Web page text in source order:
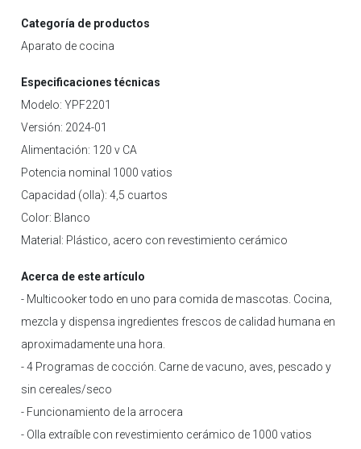
Categoría de productos
Aparato de cocina
Especificaciones técnicas
Modelo: YPF2201
Versión: 2024-01
Alimentación: 120 v CA
Potencia nominal 1000 vatios
Capacidad (olla): 4,5 cuartos
Color: Blanco
Material: Plástico, acero con revestimiento cerámico
Acerca de este artículo
- Multicooker todo en uno para comida de mascotas. Cocina,
mezcla y dispensa ingredientes frescos de calidad humana en
aproximadamente una hora.
- 4 Programas de cocción. Carne de vacuno, aves, pescado y
sin cereales/seco
- Funcionamiento de la arrocera
- Olla extraíble con revestimiento cerámico de 1000 vatios